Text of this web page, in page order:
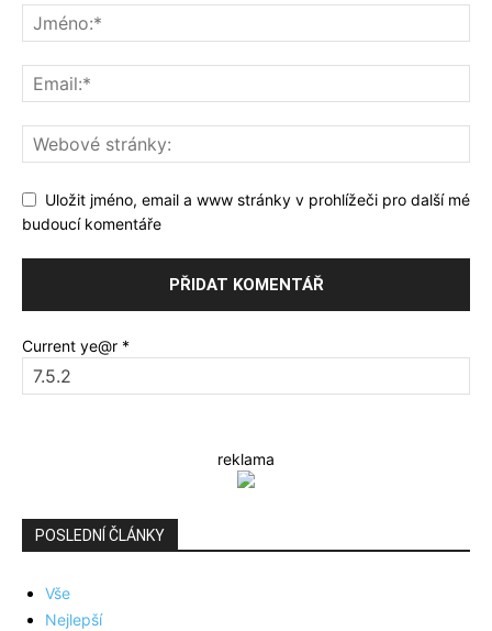
Uložit jméno, email a www stránky v prohlížeči pro další mé
budoucí komentáře
Current ye@r *
reklama
POSLEDNÍ ČLÁNKY
Vše
Nejlepší